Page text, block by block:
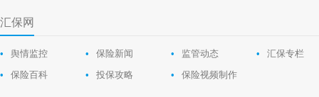
汇保网
• 舆情监控 • 保险新闻 • 监管动态 •
汇保专栏
•
保险百科 • 投保攻略 • 保险视频制作